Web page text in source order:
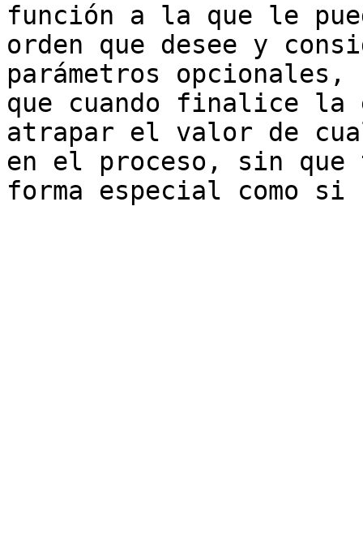
función a la que le
orden que desee y
parámetros
que cuando finalice la
atrapar el valor de
en el proceso, sin que